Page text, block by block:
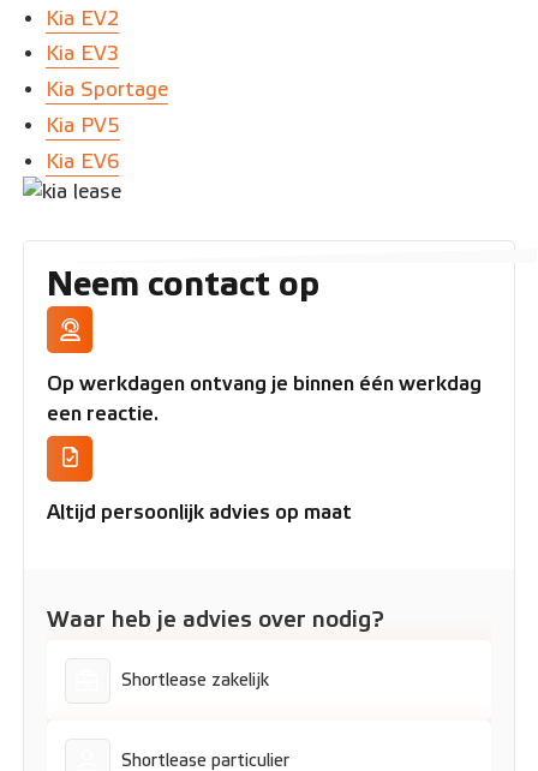
Kia EV2
Kia EV3
Kia Sportage
Kia PV5
Kia EV6
Neem contact op
Op werkdagen ontvang je binnen één werkdag
een reactie.
Altijd persoonlijk advies op maat
Waar heb je advies over nodig?
Shortlease zakelijk
Shortlease particulier